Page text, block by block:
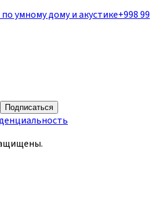
умному дому и акустике+998 99
Подписаться
.